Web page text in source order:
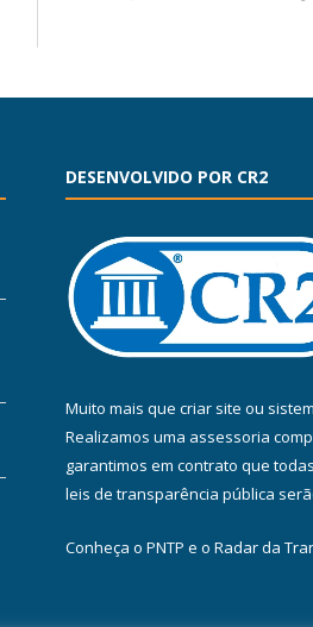
DESENVOLVIDO POR CR2
Muito mais que criar site ou
Realizamos uma assessoria
garantimos em contrato que
leis de transparência pública
Conheça o PNTP e o Radar da